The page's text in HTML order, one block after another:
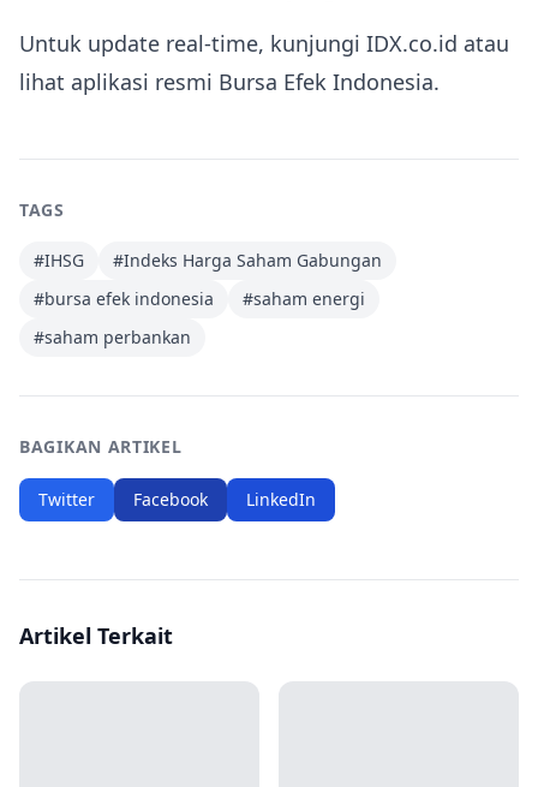
Untuk update real‑time, kunjungi IDX.co.id atau
lihat aplikasi resmi Bursa Efek Indonesia.
TAGS
#IHSG #Indeks Harga Saham Gabungan
#bursa efek indonesia #saham energi
#saham perbankan
BAGIKAN ARTIKEL
Twitter Facebook LinkedIn
Artikel Terkait